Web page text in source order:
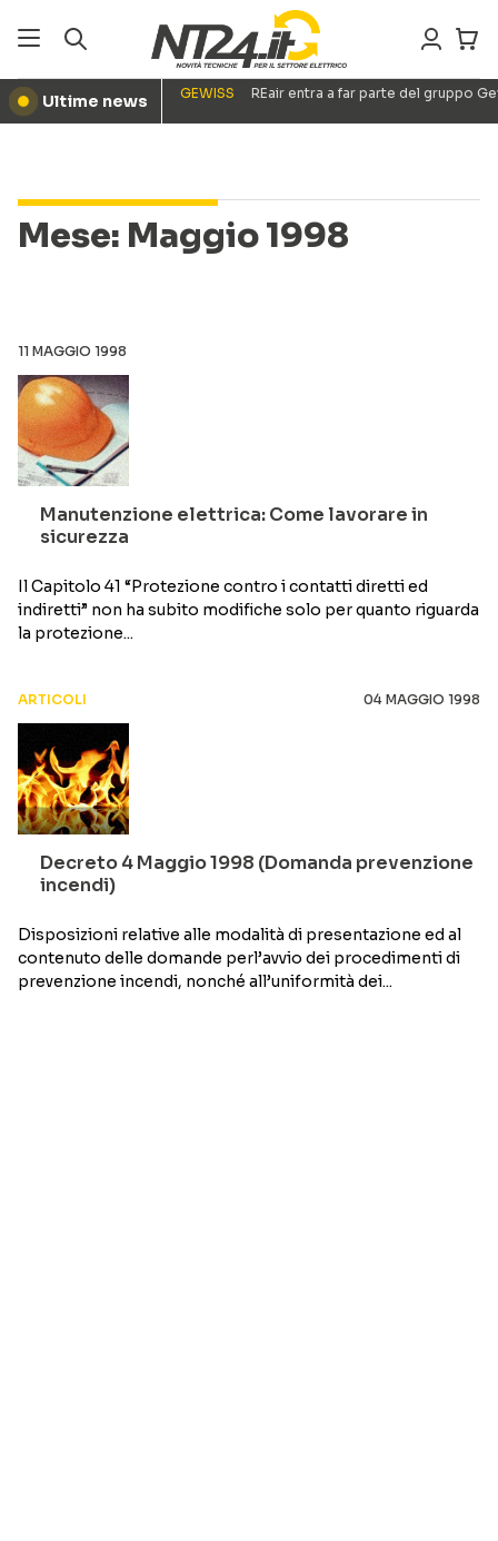
● Ultime news GEWISS REair entra a far parte del gruppo
Mese: Maggio 1998
11 MAGGIO 1998
Manutenzione elettrica: Come lavorare in
sicurezza
Il Capitolo 41 “Protezione contro i contatti diretti ed
indiretti” non ha subito modifiche solo per quanto riguarda
la protezione...
ARTICOLI 04 MAGGIO 1998
Decreto 4 Maggio 1998 (Domanda prevenzione
incendi)
Disposizioni relative alle modalità di presentazione ed al
contenuto delle domande perl’avvio dei procedimenti di
prevenzione incendi, nonché all’uniformità dei...